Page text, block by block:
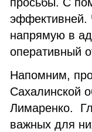
эффективней.
напрямую в
оперативный
Напомним,
Сахалинской
Лимаренко.
важных для